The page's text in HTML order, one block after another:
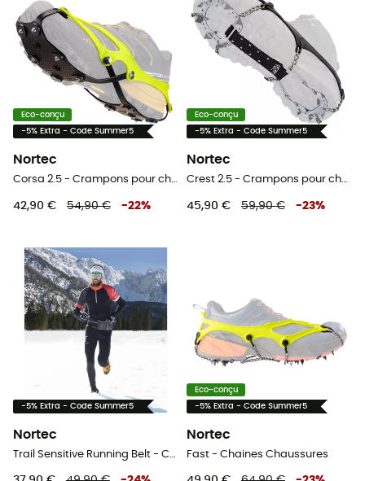
Eco-conçu
-5% Extra - Code Summer5
Nortec
Corsa 2.5 - Crampons pour chaussure
42,90 € 54,90 € -22%
Eco-conçu
-5% Extra - Code Summer5
Nortec
Crest 2.5 - Crampons pour chaussure
45,90 € 59,90 € -23%
-5% Extra - Code Summer5
Nortec
Trail Sensitive Running Belt - Ceinture hydratation
Eco-conçu
-5% Extra - Code Summer5
Nortec
Fast - Chaines Chaussures